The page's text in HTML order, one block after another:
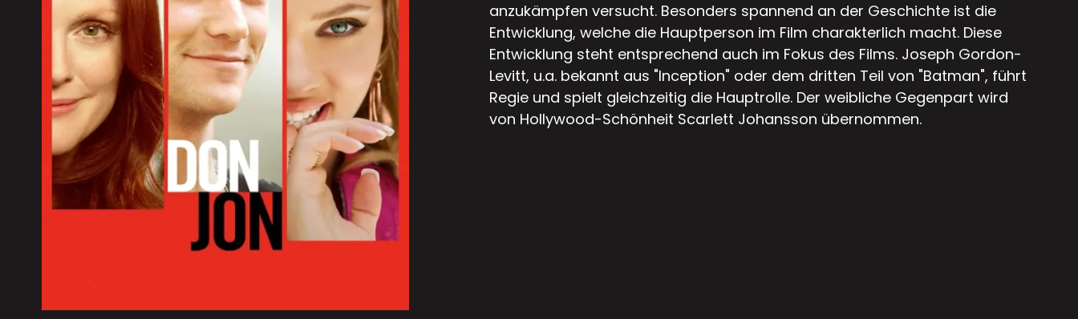
anzukämpfen versucht. Besonders spannend an der Geschichte ist die
Entwicklung, welche die Hauptperson im Film charakterlich macht. Diese
Entwicklung steht entsprechend auch im Fokus des Films. Joseph Gordon-
Levitt, u.a. bekannt aus "Inception" oder dem dritten Teil von "Batman", führt
Regie und spielt gleichzeitig die Hauptrolle. Der weibliche Gegenpart wird
von Hollywood-Schönheit Scarlett Johansson übernommen.